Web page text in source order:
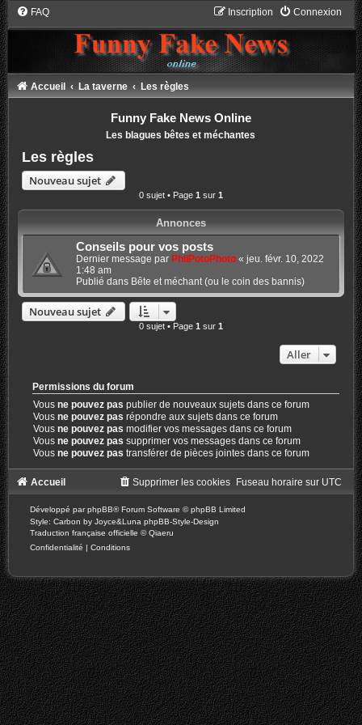
FAQ Connexion
Inscription
Accueil La taverne Les règles
Funny Fake News Online
Les blagues bêtes et méchantes
Les règles
Nouveau sujet
0 sujet • Page 1 sur 1
Annonces
Conseils pour vos posts
Dernier message par PhilPotoPhoto« jeu. févr. 10, 2022
1:48 am
Publié dans Bête et méchant (ou le coin des bannis)
Nouveau sujet
0 sujet • Page 1 sur 1
Aller
Permissions du forum
Vousne pouvez pas publier de nouveaux sujets dans ce forum
Vousne pouvez pas répondre aux sujets dans ce forum
Vousne pouvez pas modifier vos messages dans ce forum
Vousne pouvez pas supprimer vos messages dans ce forum
Vousne pouvez pas transférer de pièces jointes dans ce forum
Accueil Fuseau horaire sur UTC
Supprimer les cookies
Développé parphpBB® Forum Software © phpBB Limited
Style: Carbon by Joyce&Luna phpBB-Style-Design
Traduction française officielle ©Qiaeru
Confidentialité | Conditions